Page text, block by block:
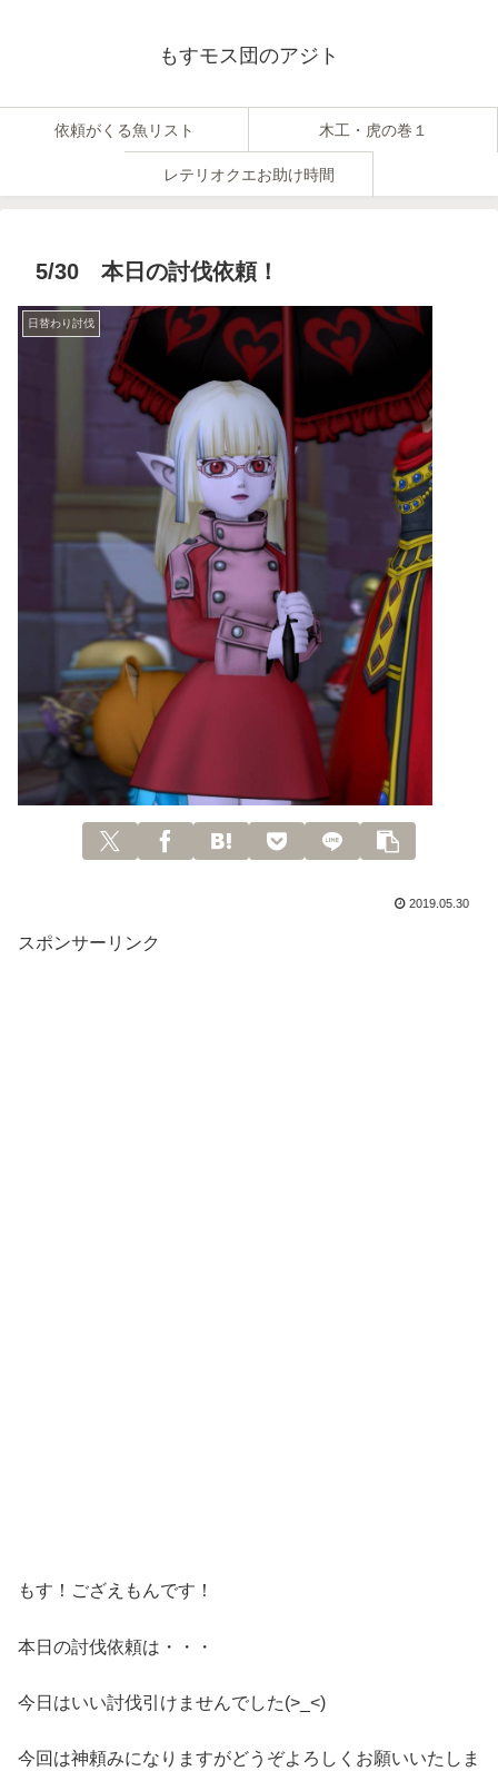
もすモス団のアジト
依頼がくる魚リスト 木工・虎の巻１
レテリオクエお助け時間
5/30 本日の討伐依頼！
日替わり討伐
2019.05.30
スポンサーリンク
もす！ござえもんです！
本日の討伐依頼は・・・
今日はいい討伐引けませんでした(>_<)
今回は神頼みになりますがどうぞよろしくお願いいたしま